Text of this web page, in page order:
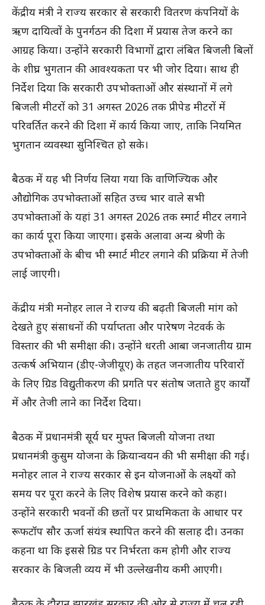
केंद्रीय मंत्री ने राज्य सरकार से सरकारी वितरण कंपनियों के
ऋण दायित्वों के पुनर्गठन की दिशा में प्रयास तेज करने का
आग्रह किया। उन्होंने सरकारी विभागों द्वारा लंबित बिजली बिलों
के शीघ्र भुगतान की आवश्यकता पर भी जोर दिया। साथ ही
निर्देश दिया कि सरकारी उपभोक्ताओं और संस्थानों में लगे
बिजली मीटरों को 31 अगस्त 2026 तक प्रीपेड मीटरों में
परिवर्तित करने की दिशा में कार्य किया जाए, ताकि नियमित
भुगतान व्यवस्था सुनिश्चित हो सके।
बैठक में यह भी निर्णय लिया गया कि वाणिज्यिक और
औद्योगिक उपभोक्ताओं सहित उच्च भार वाले सभी
उपभोक्ताओं के यहां 31 अगस्त 2026 तक स्मार्ट मीटर लगाने
का कार्य पूरा किया जाएगा। इसके अलावा अन्य श्रेणी के
उपभोक्ताओं के बीच भी स्मार्ट मीटर लगाने की प्रक्रिया में तेजी
लाई जाएगी।
केंद्रीय मंत्री मनोहर लाल ने राज्य की बढ़ती बिजली मांग को
देखते हुए संसाधनों की पर्याप्तता और पारेषण नेटवर्क के
विस्तार की भी समीक्षा की। उन्होंने धरती आबा जनजातीय ग्राम
उत्कर्ष अभियान (डीए-जेजीयूए) के तहत जनजातीय परिवारों
के लिए ग्रिड विद्युतीकरण की प्रगति पर संतोष जताते हुए कार्यों
में और तेजी लाने का निर्देश दिया।
बैठक में प्रधानमंत्री सूर्य घर मुफ्त बिजली योजना तथा
प्रधानमंत्री कुसुम योजना के क्रियान्वयन की भी समीक्षा की गई।
मनोहर लाल ने राज्य सरकार से इन योजनाओं के लक्ष्यों को
समय पर पूरा करने के लिए विशेष प्रयास करने को कहा।
उन्होंने सरकारी भवनों की छतों पर प्राथमिकता के आधार पर
रूफटॉप सौर ऊर्जा संयंत्र स्थापित करने की सलाह दी। उनका
कहना था कि इससे ग्रिड पर निर्भरता कम होगी और राज्य
सरकार के बिजली व्यय में भी उल्लेखनीय कमी आएगी।